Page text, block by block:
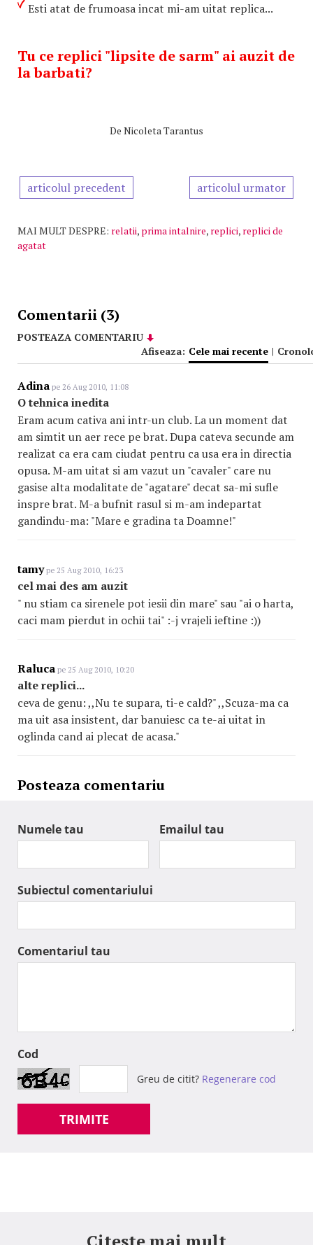
Esti atat de frumoasa incat mi-am uitat replica...
Tu ce replici "lipsite de sarm" ai auzit de
la barbati?
De Nicoleta Tarantus
articolul precedent articolul urmator
MAI MULT DESPRE: relatii, prima intalnire, replici, replici de
agatat
Comentarii (3)
POSTEAZA COMENTARIU
Afiseaza: Cele mai recente |
Adina pe 26 Aug 2010, 11:08
O tehnica inedita
Eram acum cativa ani intr-un club. La un moment dat
am simtit un aer rece pe brat. Dupa cateva secunde am
realizat ca era cam ciudat pentru ca usa era in directia
opusa. M-am uitat si am vazut un "cavaler" care nu
gasise alta modalitate de "agatare" decat sa-mi sufle
inspre brat. M-a bufnit rasul si m-am indepartat
gandindu-ma: "Mare e gradina ta Doamne!"
tamype 25 Aug 2010, 16:23
cel mai des am auzit
" nu stiam ca sirenele pot iesii din mare" sau "ai o harta,
caci mam pierdut in ochii tai" :-j vrajeli ieftine :))
Raluca pe 25 Aug 2010, 10:20
alte replici...
ceva de genu: ,,Nu te supara, ti-e cald?" ,,Scuza-ma ca
ma uit asa insistent, dar banuiesc ca te-ai uitat in
oglinda cand ai plecat de acasa."
Posteaza comentariu
Numele tau Emailul tau
Subiectul comentariului
Comentariul tau
Cod
Greu de citit? Regenerare cod
TRIMITE